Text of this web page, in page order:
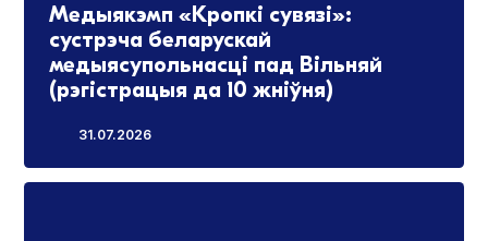
Медыякэмп «Кропкі сувязі»:
сустрэча беларускай
медыясупольнасці пад Вільняй
(рэгістрацыя да 10 жніўня)
31.07.2026